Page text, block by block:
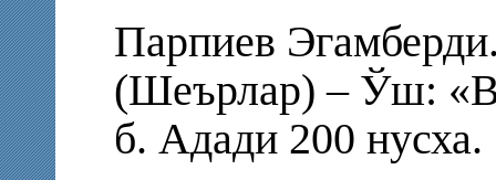
Парпиев
(Шеърлар) – Ўш:
б. Адади 200 нусха.